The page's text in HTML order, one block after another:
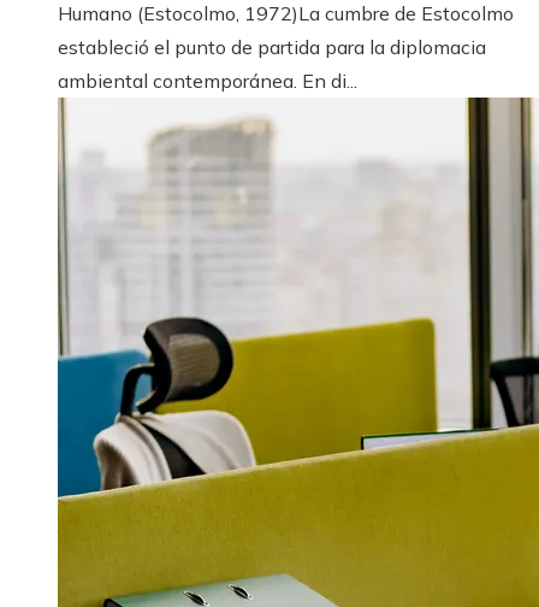
Humano (Estocolmo, 1972)La cumbre de Estocolmo
estableció el punto de partida para la diplomacia
ambiental contemporánea. En di...